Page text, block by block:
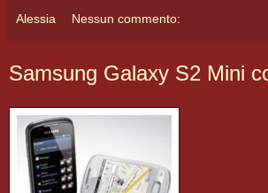
Alessia Nessun commento:
Samsung Galaxy S2 Mini